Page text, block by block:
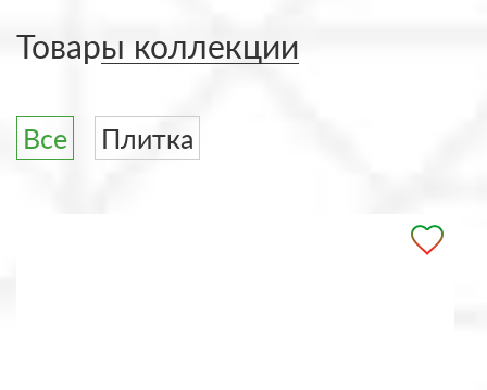
Товары коллекции
Все Плитка